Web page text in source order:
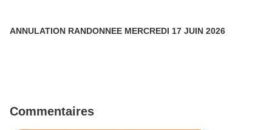
ANNULATION RANDONNEE MERCREDI 17 JUIN 2026
Commentaires